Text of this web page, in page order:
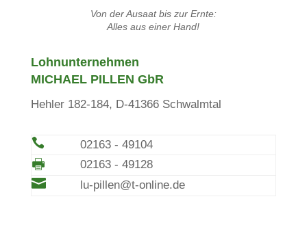
Von der Ausaat bis zur Ernte:
Alles aus einer Hand!
Lohn­unter­nehmen
MICHAEL PILLEN GbR
Hehler 182-184, D-41366 Schwalmtal
 02163 - 49104
🖶 02163 - 49128
 lu-pillen@t-online.de